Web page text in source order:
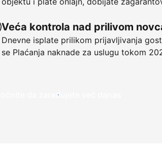
Veća kontrola nad prilivom
Dnevne isplate prilikom prijavljivanja
se Plaćanja naknade za uslugu tokom
Počnite da zarađujete već danas